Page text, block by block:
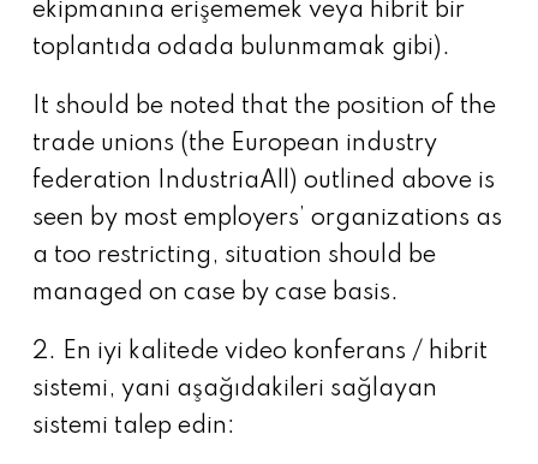
ekipmanına erişememek veya hibrit bir
toplantıda odada bulunmamak gibi).
It should be noted that the position of the
trade unions (the European industry
federation IndustriaAll) outlined above is
seen by most employers’ organizations as
a too restricting, situation should be
managed on case by case basis.
2. En iyi kalitede video konferans / hibrit
sistemi, yani aşağıdakileri sağlayan
sistemi talep edin: